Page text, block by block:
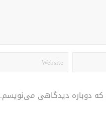
که دوباره دیدگاهی می‌نویسم.